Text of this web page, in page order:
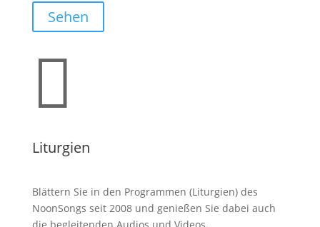
Sehen

Liturgien
Blättern Sie in den Programmen (Liturgien) des
NoonSongs seit 2008 und genießen Sie dabei auch